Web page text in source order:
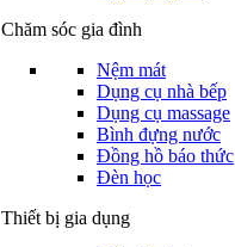
Chăm sóc gia đình
Nệm mát
Dụng cụ nhà bếp
Dụng cụ massage
Bình đựng nước
Đồng hồ báo thức
Đèn học
Thiết bị gia dụng